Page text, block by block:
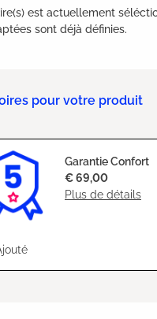
est actuellement
sont déjà définies.
pour votre produit
Garantie Confort
Plus de détails
€ 69,00